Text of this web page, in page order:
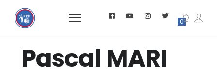
0
Pascal MARI